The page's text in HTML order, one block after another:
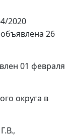
2020
26
01 февраля
округа в